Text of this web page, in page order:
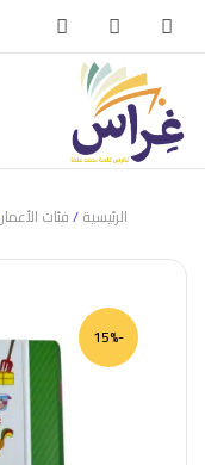
الرئيسية/فئات الأعمار
-15%